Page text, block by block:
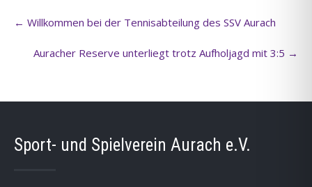
navigation
← Willkommen bei der Tennisabteilung des SSV Aurach
Auracher Reserve unterliegt trotz Aufholjagd mit 3:5 →
Sport- und Spielverein Aurach e.V.